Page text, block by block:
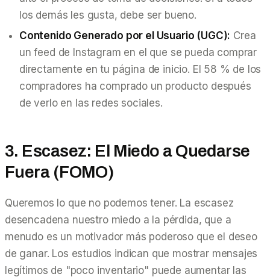
los demás les gusta, debe ser bueno.
Contenido Generado por el Usuario (UGC): Crea
un feed de Instagram en el que se pueda comprar
directamente en tu página de inicio. El 58 % de los
compradores ha comprado un producto después
de verlo en las redes sociales.
3. Escasez: El Miedo a Quedarse
Fuera (FOMO)
Queremos lo que no podemos tener. La escasez
desencadena nuestro miedo a la pérdida, que a
menudo es un motivador más poderoso que el deseo
de ganar. Los estudios indican que mostrar mensajes
legítimos de "poco inventario" puede aumentar las